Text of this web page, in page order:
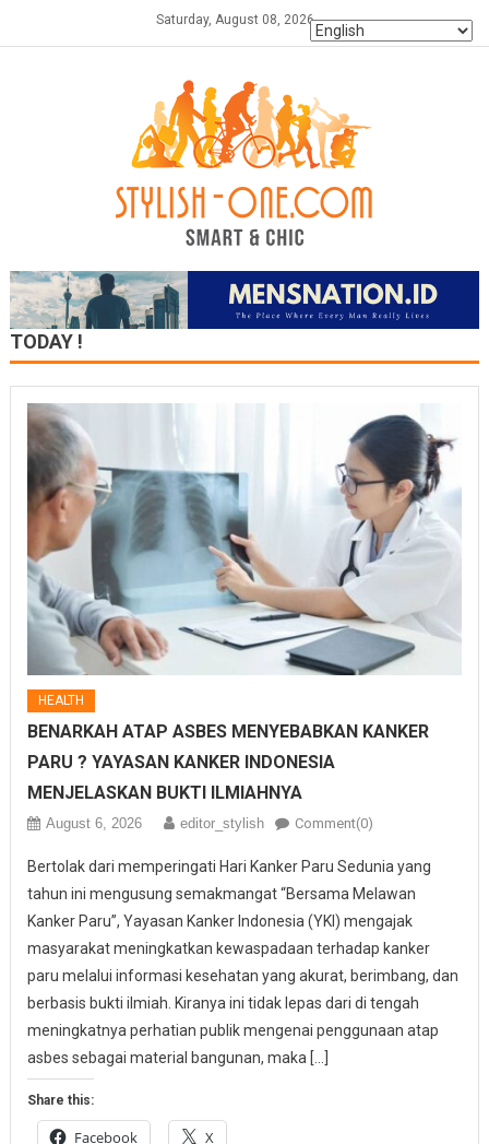
Saturday, August 08, 2026
TODAY !
HEALTH
BENARKAH ATAP ASBES MENYEBABKAN KANKER
PARU ? YAYASAN KANKER INDONESIA
MENJELASKAN BUKTI ILMIAHNYA
August 6, 2026 editor_stylish Comment(0)
Bertolak dari memperingati Hari Kanker Paru Sedunia yang
tahun ini mengusung semakmangat “Bersama Melawan
Kanker Paru”, Yayasan Kanker Indonesia (YKI) mengajak
masyarakat meningkatkan kewaspadaan terhadap kanker
paru melalui informasi kesehatan yang akurat, berimbang, dan
berbasis bukti ilmiah. Kiranya ini tidak lepas dari di tengah
meningkatnya perhatian publik mengenai penggunaan atap
asbes sebagai material bangunan, maka […]
Share this:
Facebook X